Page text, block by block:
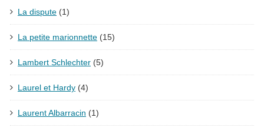
La dispute (1)
La petite marionnette (15)
Lambert Schlechter (5)
Laurel et Hardy (4)
Laurent Albarracin (1)